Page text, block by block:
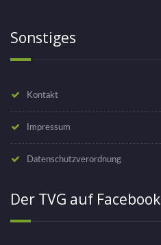
Sonstiges
Kontakt
Impressum
Datenschutzverordnung
Der TVG auf Facebook